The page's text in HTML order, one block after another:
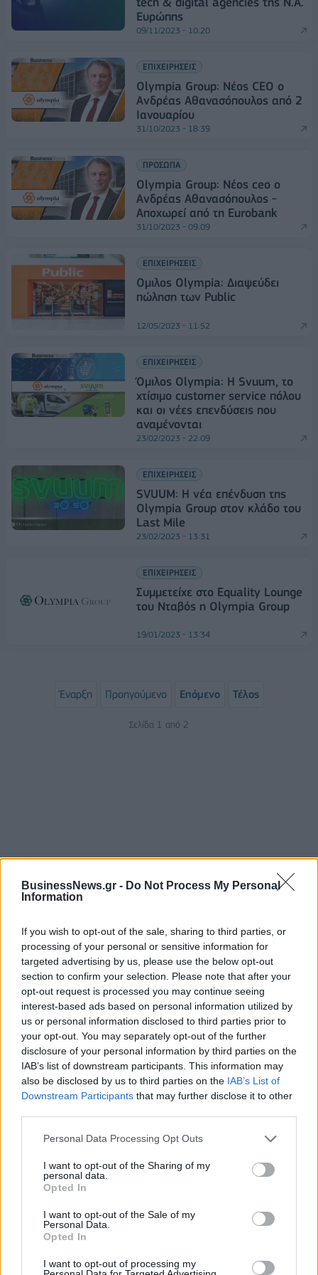
BusinessNews.gr - Do Not Process My Personal
Information
If you wish to opt-out of the sale, sharing to third parties, or
processing of your personal or sensitive information for
targeted advertising by us, please use the below opt-out
section to confirm your selection. Please note that after your
opt-out request is processed you may continue seeing
interest-based ads based on personal information utilized by
us or personal information disclosed to third parties prior to
your opt-out. You may separately opt-out of the further
disclosure of your personal information by third parties on the
IAB’s list of downstream participants. This information may
also be disclosed by us to third parties on the IAB’s List of
Downstream Participants that may further disclose it to other
Personal Data Processing Opt Outs
I want to opt-out of the Sharing of my
personal data.
Opted In
I want to opt-out of the Sale of my
Personal Data.
Opted In
I want to opt-out of processing my
Ευρώπης
09/11/2023 - 10:20
ΕΠΙΧΕΙΡΗΣΕΙΣ
Olympia Group: Νέος CEO ο
Ανδρέας Αθανασόπουλος από 2
Ιανουαρίου
31/10/2023 - 18:39
ΠΡΟΣΩΠΑ
Olympia Group: Νέος ceo o
Ανδρέας Αθανασόπουλος -
Αποχωρεί από τη Eurobank
31/10/2023 - 09:09
ΕΠΙΧΕΙΡΗΣΕΙΣ
Ομιλος Olympia: Διαψεύδει
πώληση των Public
12/05/2023 - 11:52
ΕΠΙΧΕΙΡΗΣΕΙΣ
Όμιλος Olympia: Η Svuum, το
χτίσιμο customer service πόλου
και οι νέες επενδύσεις που
αναμένονται
23/02/2023 - 22:09
ΕΠΙΧΕΙΡΗΣΕΙΣ
SVUUM: Η νέα επένδυση της
Olympia Group στον κλάδο του
Last Mile
23/02/2023 - 13:31
ΕΠΙΧΕΙΡΗΣΕΙΣ
Συμμετείχε στο Equality Lounge
του Νταβός η Olympia Group
19/01/2023 - 13:34
Έναρξη Προηγούμενο Επόμενο Τέλος
Σελίδα 1 από 2
ΡΟΗ ΕΙΔΗΣΕΩΝ
Κορυφώνεται η έξοδος του Αυγούστου – Πάνω από
56.000 επιβάτες αναχωρούν σήμερα από τα
λιμάνια της Αττικής
08/08/2026 - 14:30 ΕΛΛΑΔΑ
Δυτική Αττική: Η επόμενη ημέρα μετά τις πυρκαγιές
– Τα έργα Antinero και η «μάχη» πριν από τις
βροχές
08/08/2026 - 14:08 ΕΛΛΑΔΑ
Ειδικό Χωροταξικό για τον Τουρισμό: Οι νέοι
κανόνες για επενδύσεις, νησιά και προορισμούς υπό
Υπουργείο Εργασίας: Ο “χάρτης” των πληρωμών
από τον e-ΕΦΚΑ και τη ΔΥΠΑ έως τις 14 Αυγούστου
08/08/2026 - 12:58 ΟΙΚΟΝΟΜΙΑ
Οι Hamilton Reserve Bank και SEE Capital
μάρκετινγκ